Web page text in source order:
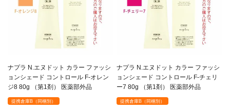
ナプラ N.エヌドット カラー ファッシ
ョンシェード コントロール F-オレン
ジ8 80g （第1剤） 医薬部外品
提携倉庫B（同梱別）
ナプラ N.エヌドット カラー ファッシ
ョンシェード コントロール F-チェリ
ー7 80g （第1剤） 医薬部外品
提携倉庫B（同梱別）